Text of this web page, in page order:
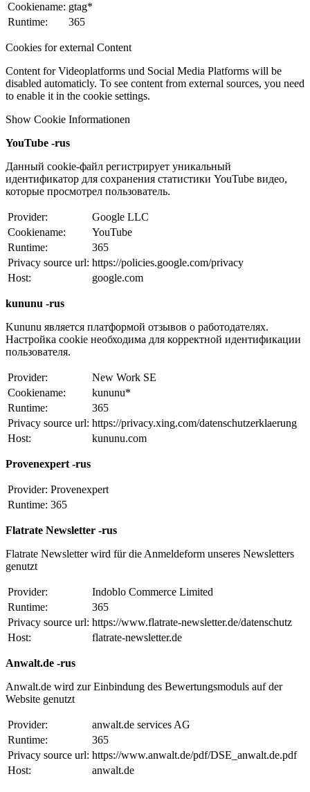
Cookiename: gtag*
Runtime:
365
Cookies for external Content
Content for Videoplatforms und Social Media Platforms will be
disabled automaticly. To see content from external sources, you need
to enable it in the cookie settings.
Show Cookie Informationen
YouTube -rus
Данный cookie-файл регистрирует уникальный
идентификатор для сохранения статистики YouTube видео,
которые просмотрел пользователь.
Provider:
Google LLC
Cookiename:
YouTube
Runtime:
365
Privacy source url: https://policies.google.com/privacy
Host:
google.com
kununu -rus
Kununu является платформой отзывов о работодателях.
Настройка cookie необходима для корректной идентификации
пользователя.
Provider:
New Work SE
Cookiename:
kununu*
Runtime:
365
Privacy source url: https://privacy.xing.com/datenschutzerklaerung
Host:
kununu.com
Provenexpert -rus
Provider: Provenexpert
Runtime: 365
Flatrate Newsletter -rus
Flatrate Newsletter wird für die Anmeldeform unseres Newsletters
genutzt
Provider:
Indoblo Commerce Limited
Runtime:
365
Privacy source url: https://www.flatrate-newsletter.de/datenschutz
Host:
flatrate-newsletter.de
Anwalt.de -rus
Anwalt.de wird zur Einbindung des Bewertungsmoduls auf der
Website genutzt
Provider:
anwalt.de services AG
Runtime:
365
Privacy source url: https://www.anwalt.de/pdf/DSE_anwalt.de.pdf
Host:
anwalt.de